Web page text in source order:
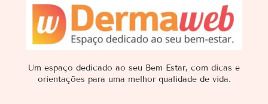
Um espaço dedicado ao seu Bem Estar, com dicas e
orientações para uma melhor qualidade de vida.